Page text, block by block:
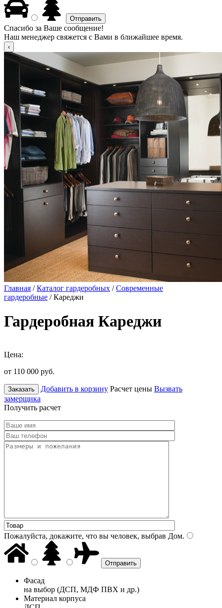
Спасибо за Ваше сообщение!
Наш менеджер свяжется с Вами в ближайшее время.
Главная /Каталог гардеробных /Современные
гардеробные / Кареджи
Гардеробная Кареджи
Цена:
от 110 000 руб.
Заказать Добавить в корзину Расчет цены Вызвать
замерщика
Получить расчет
Пожалуйста, докажите, что вы человек, выбрав Дом.
Фасад
на выбор (ДСП, МДФ ПВХ и др.)
Материал корпуса